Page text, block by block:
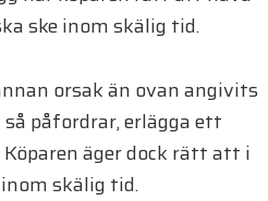
ske inom skälig tid.
orsak än ovan angivits
påfordrar, erlägga ett
äger dock rätt att i
skälig tid.